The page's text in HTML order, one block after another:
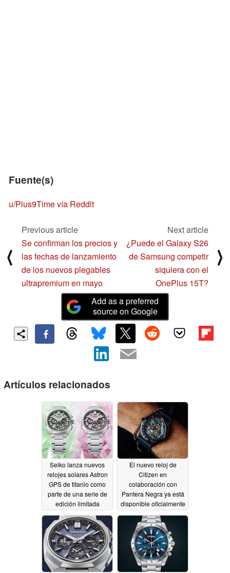
Fuente(s)
u/Plus9Time vía Reddit
⟨
Previous article
Se confirman los precios y
las fechas de lanzamiento
de los nuevos plegables
ultrapremium en mayo
Next article
¿Puede el Galaxy S26
de Samsung competir
siquiera con el
OnePlus 15T?
⟩
Add as a preferred
source on Google
Artículos relacionados
Seiko lanza nuevos
relojes solares Astron
GPS de titanio como
parte de una serie de
edición limitada
06/02/2026
El nuevo reloj de
Citizen en
colaboración con
Pantera Negra ya está
disponible oficialmente
05/13/2026